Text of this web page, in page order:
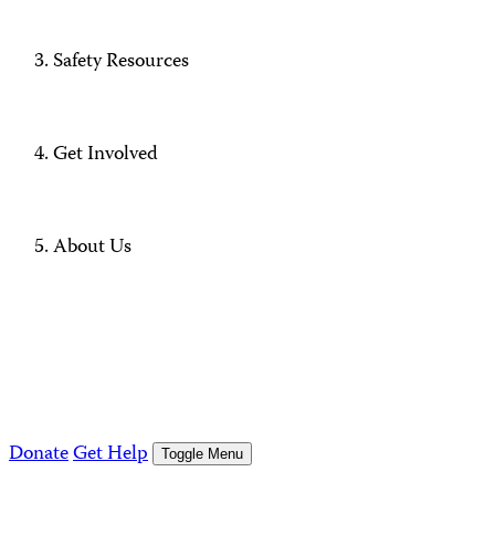
Safety Resources
Get Involved
About Us
DonateGet Help Toggle Menu